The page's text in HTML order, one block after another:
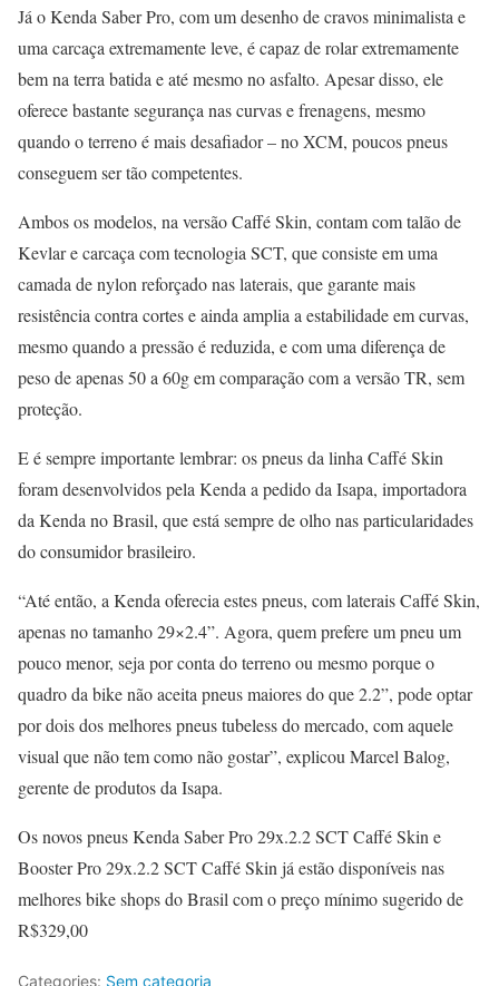
Já o Kenda Saber Pro, com um desenho de cravos minimalista e
uma carcaça extremamente leve, é capaz de rolar extremamente
bem na terra batida e até mesmo no asfalto. Apesar disso, ele
oferece bastante segurança nas curvas e frenagens, mesmo
quando o terreno é mais desafiador – no XCM, poucos pneus
conseguem ser tão competentes.
Ambos os modelos, na versão Caffé Skin, contam com talão de
Kevlar e carcaça com tecnologia SCT, que consiste em uma
camada de nylon reforçado nas laterais, que garante mais
resistência contra cortes e ainda amplia a estabilidade em curvas,
mesmo quando a pressão é reduzida, e com uma diferença de
peso de apenas 50 a 60g em comparação com a versão TR, sem
proteção.
E é sempre importante lembrar: os pneus da linha Caffé Skin
foram desenvolvidos pela Kenda a pedido da Isapa, importadora
da Kenda no Brasil, que está sempre de olho nas particularidades
do consumidor brasileiro.
“Até então, a Kenda oferecia estes pneus, com laterais Caffé Skin,
apenas no tamanho 29×2.4”. Agora, quem prefere um pneu um
pouco menor, seja por conta do terreno ou mesmo porque o
quadro da bike não aceita pneus maiores do que 2.2”, pode optar
por dois dos melhores pneus tubeless do mercado, com aquele
visual que não tem como não gostar”, explicou Marcel Balog,
gerente de produtos da Isapa.
Os novos pneus Kenda Saber Pro 29x.2.2 SCT Caffé Skin e
Booster Pro 29x.2.2 SCT Caffé Skin já estão disponíveis nas
melhores bike shops do Brasil com o preço mínimo sugerido de
R$329,00
Categories: Sem categoria